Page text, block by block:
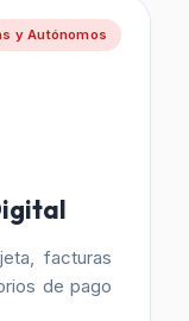
y Autónomos
facturas
de pago